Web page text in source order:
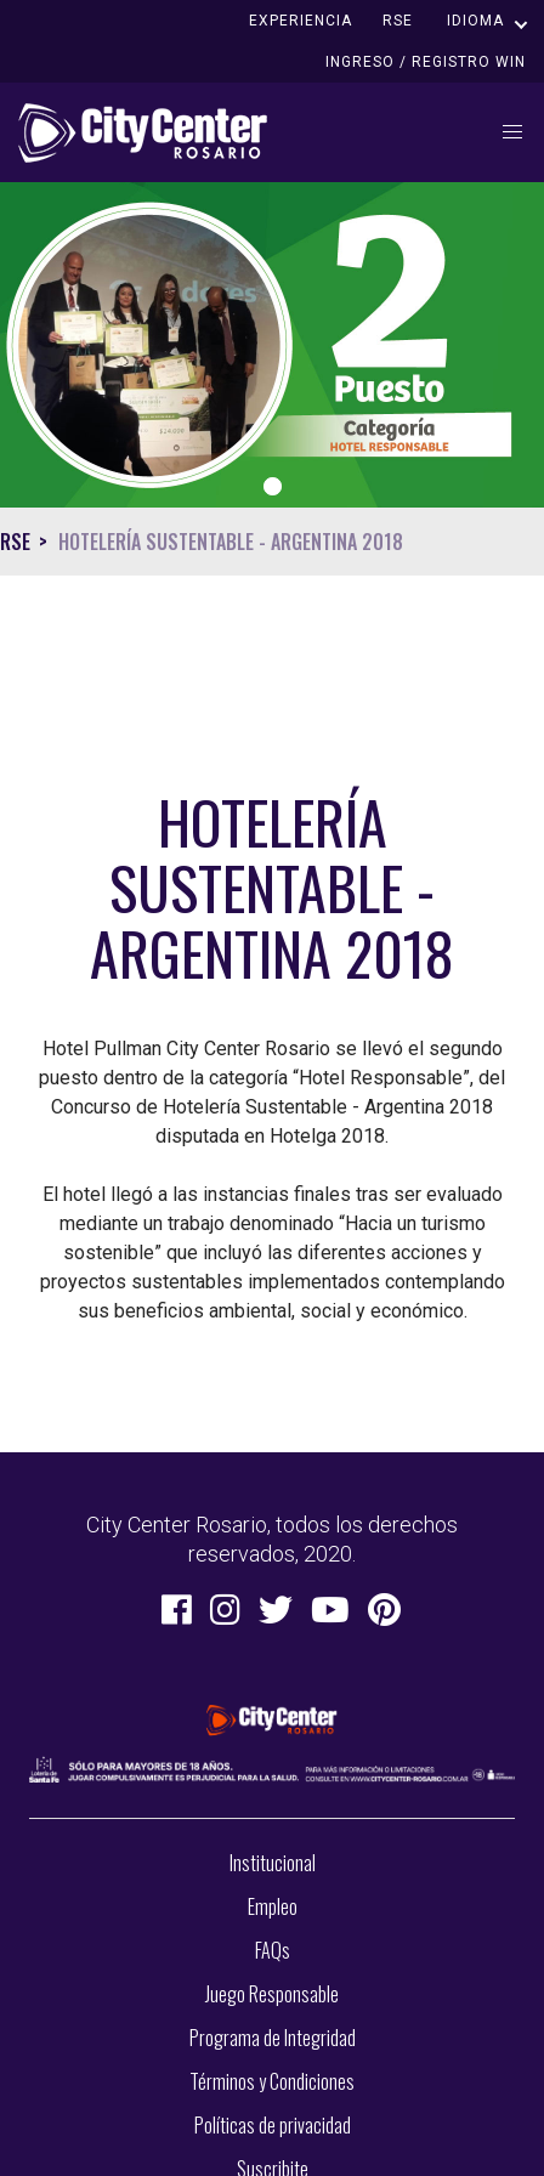
EXPERIENCIA RSE IDIOMA
INGRESO / REGISTRO WIN
1
RSE HOTELERÍA SUSTENTABLE - ARGENTINA 2018
HOTELERÍA
SUSTENTABLE -
ARGENTINA 2018
Hotel Pullman City Center Rosario se llevó el segundo
puesto dentro de la categoría “Hotel Responsable”, del
Concurso de Hotelería Sustentable - Argentina 2018
disputada en Hotelga 2018.
El hotel llegó a las instancias finales tras ser evaluado
mediante un trabajo denominado “Hacia un turismo
sostenible” que incluyó las diferentes acciones y
proyectos sustentables implementados contemplando
sus beneficios ambiental, social y económico.
City Center Rosario, todos los derechos
reservados, 2020.
Institucional
Empleo
FAQs
Juego Responsable
Programa de Integridad
Términos y Condiciones
Políticas de privacidad
Suscribite